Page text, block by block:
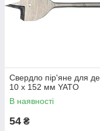
Свердло пір'яне для
10 х 152 мм YATO
В наявності
54 ₴